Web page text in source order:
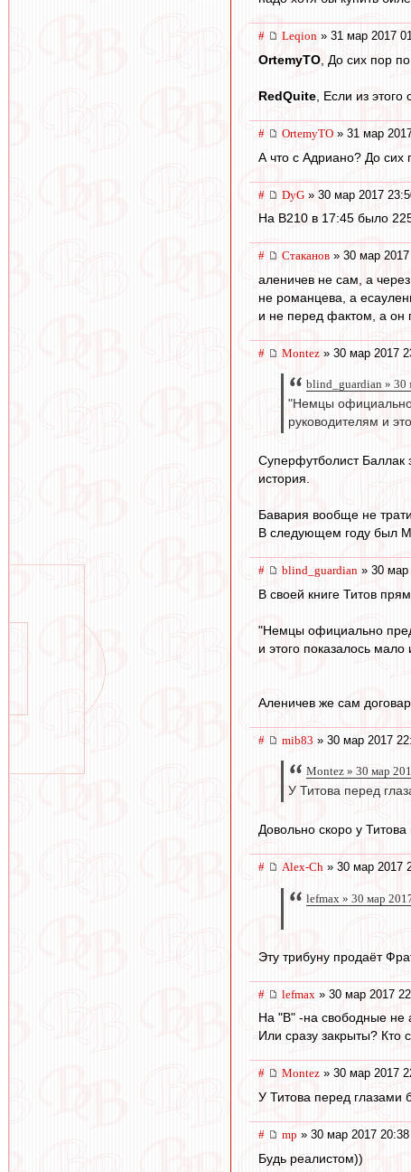
# Leqion » 31 мар 2017
OrtemyTO , До сих пор
RedQuite , Если из
# OrtemyTO » 31 мар
А что с Адриано? До сих
# DyG » 30 мар 2017
На В210 в 17:45 было
# Cтаканов » 30 мар
аленичев не сам, а через
не романцева, а
и не перед фактом, а он
# Montez » 30 мар 2017
blind_guardian » 30
"Немцы официально
руководителям и
Суперфутболист Баллак
история.
Бавария вообще не
В следующем году был
# blind_guardian » 30 мар
В своей книге Титов
"Немцы официально
и этого показалось
Аленичев же сам
# mib83 » 30 мар 2017
Montez » 30 мар
У Титова перед
Довольно скоро у
# Alex-Ch » 30 мар 2017
lefmax » 30 мар
Эту трибуну продаёт
# lefmax » 30 мар 2017
На "В" -на свободные
Или сразу закрыты? Кто
# Montez » 30 мар 2017
У Титова перед глазами
# mp » 30 мар 2017 20:38
Будь реалистом))